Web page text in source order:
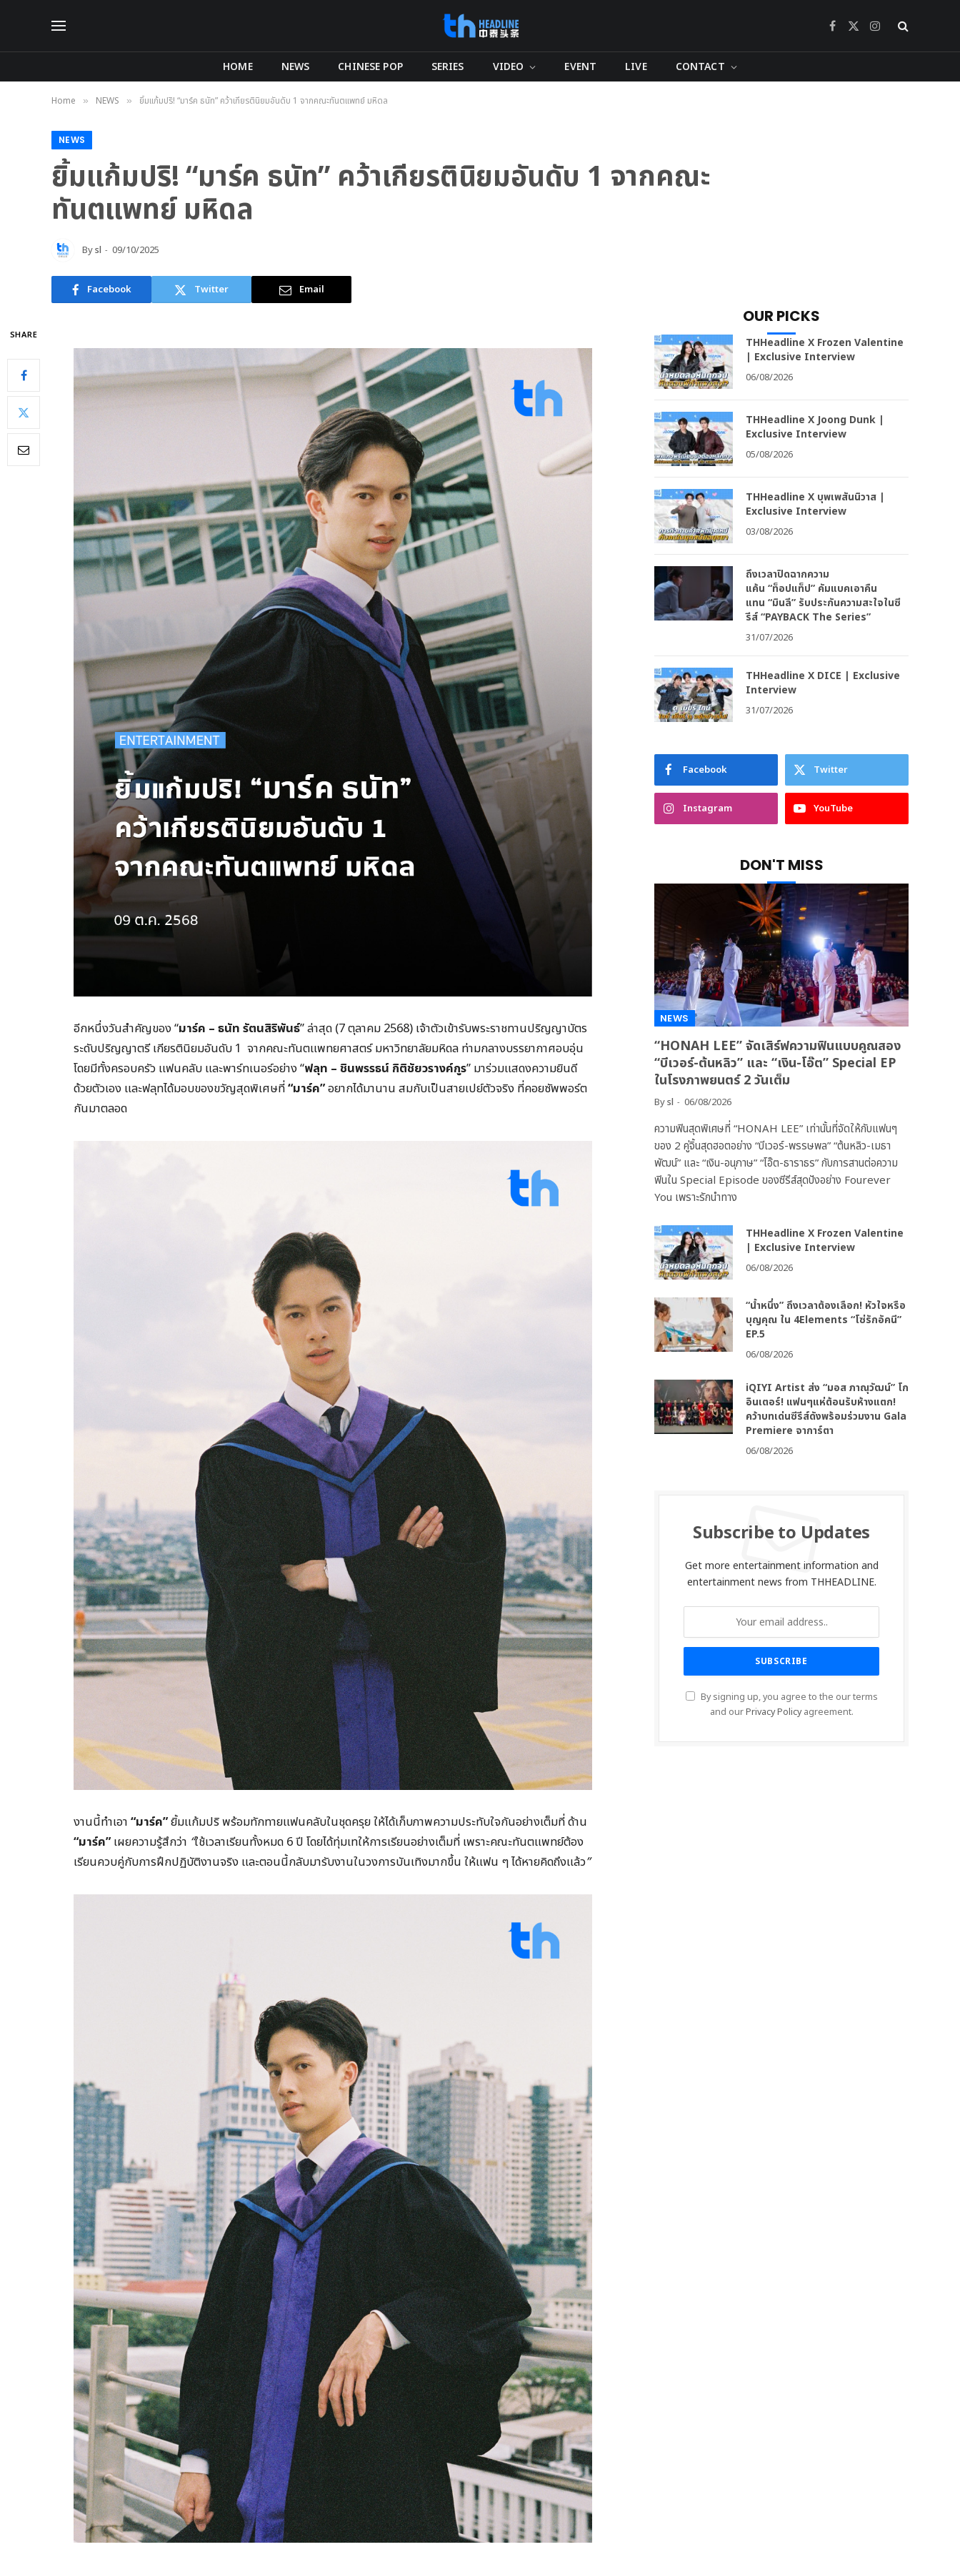
Facebook
X
Instagram
HOME NEWS CHINESE POP SERIES VIDEO EVENT LIVE CONTACT
Home » NEWS » ยิ้มแก้มปริ! “มาร์ค ธนัท” คว้าเกียรตินิยมอันดับ 1 จากคณะทันตแพทย์ มหิดล
NEWS
ยิ้มแก้มปริ! “มาร์ค ธนัท” คว้าเกียรตินิยมอันดับ 1 จากคณะ
ทันตแพทย์ มหิดล
Bysl 09/10/2025
Facebook Twitter Email
SHARE
อีกหนึ่งวันสำคัญของ “มาร์ค – ธนัท รัตนสิริพันธ์” ล่าสุด (7 ตุลาคม 2568) เจ้าตัวเข้ารับพระราชทานปริญญาบัตร
ระดับปริญญาตรี เกียรตินิยมอันดับ 1 จากคณะทันตแพทยศาสตร์ มหาวิทยาลัยมหิดล ท่ามกลางบรรยากาศอบอุ่น
โดยมีทั้งครอบครัว แฟนคลับ และพาร์ทเนอร์อย่าง “ฟลุท – ชินพรรธน์ กิติชัยวรางค์กูร” มาร่วมแสดงความยินดี
ด้วยตัวเอง และฟลุทได้มอบของขวัญสุดพิเศษที่“มาร์ค”อยากได้มานาน สมกับเป็นสายเปย์ตัวจริง ที่คอยซัพพอร์ต
กันมาตลอด
งานนี้ทำเอา “มาร์ค”ยิ้มแก้มปริ พร้อมทักทายแฟนคลับในชุดครุย ให้ได้เก็บภาพความประทับใจกันอย่างเต็มที่ ด้าน
“มาร์ค” เผยความรู้สึกว่า “ใช้เวลาเรียนทั้งหมด 6 ปี โดยได้ทุ่มเทให้การเรียนอย่างเต็มที่ เพราะคณะทันตแพทย์ต้อง
เรียนควบคู่กับการฝึกปฏิบัติงานจริง และตอนนี้กลับมารับงานในวงการบันเทิงมากขึ้น ให้แฟน ๆ ได้หายคิดถึงแล้ว”
OUR PICKS
THHeadline X Frozen Valentine
| Exclusive Interview
06/08/2026
THHeadline X Joong Dunk |
Exclusive Interview
05/08/2026
THHeadline X บุพเพสันนิวาส |
Exclusive Interview
03/08/2026
ถึงเวลาปิดฉากความ
แค้น “ท็อปแท็ป” คัมแบคเอาคืน
แทน “มินลี” รับประกันความสะใจในซี
รีส์ “PAYBACK The Series”
31/07/2026
THHeadline X DICE | Exclusive
Interview
31/07/2026
Facebook Twitter
Instagram YouTube
DON'T MISS
NEWS
“HONAH LEE” จัดเสิร์ฟความฟินแบบคูณสอง
“บีเวอร์-ต้นหลิว” และ “เงิน-โอ๊ต” Special EP
ในโรงภาพยนตร์ 2 วันเต็ม
Bysl 06/08/2026
ความฟินสุดพิเศษที่ “HONAH LEE” เท่านั้นที่จัดให้กับแฟนๆ
ของ 2 คู่จิ้นสุดฮอตอย่าง “บีเวอร์-พรรษพล” “ต้นหลิว-เมธา
พัฒน์” และ “เงิน-อนุภาษ” “โอ๊ต-ธาราธร” กับการสานต่อความ
ฟินใน Special Episode ของซีรีส์สุดปังอย่าง Fourever
You เพราะรักนำทาง
THHeadline X Frozen Valentine
| Exclusive Interview
06/08/2026
“น้ำหนึ่ง” ถึงเวลาต้องเลือก! หัวใจหรือ
บุญคุณ ใน 4Elements “โซ่รักอัคนี”
EP.5
06/08/2026
iQIYI Artist ส่ง “มอส ภาณุวัฒน์” โก
อินเตอร์! แฟนๆแห่ต้อนรับห้างแตก!
คว้าบทเด่นซีรีส์ดังพร้อมร่วมงาน Gala
Premiere จาการ์ตา
06/08/2026
Subscribe to Updates
Get more entertainment information and
entertainment news from THHEADLINE.
By signing up, you agree to the our terms
and ourPrivacy Policyagreement.